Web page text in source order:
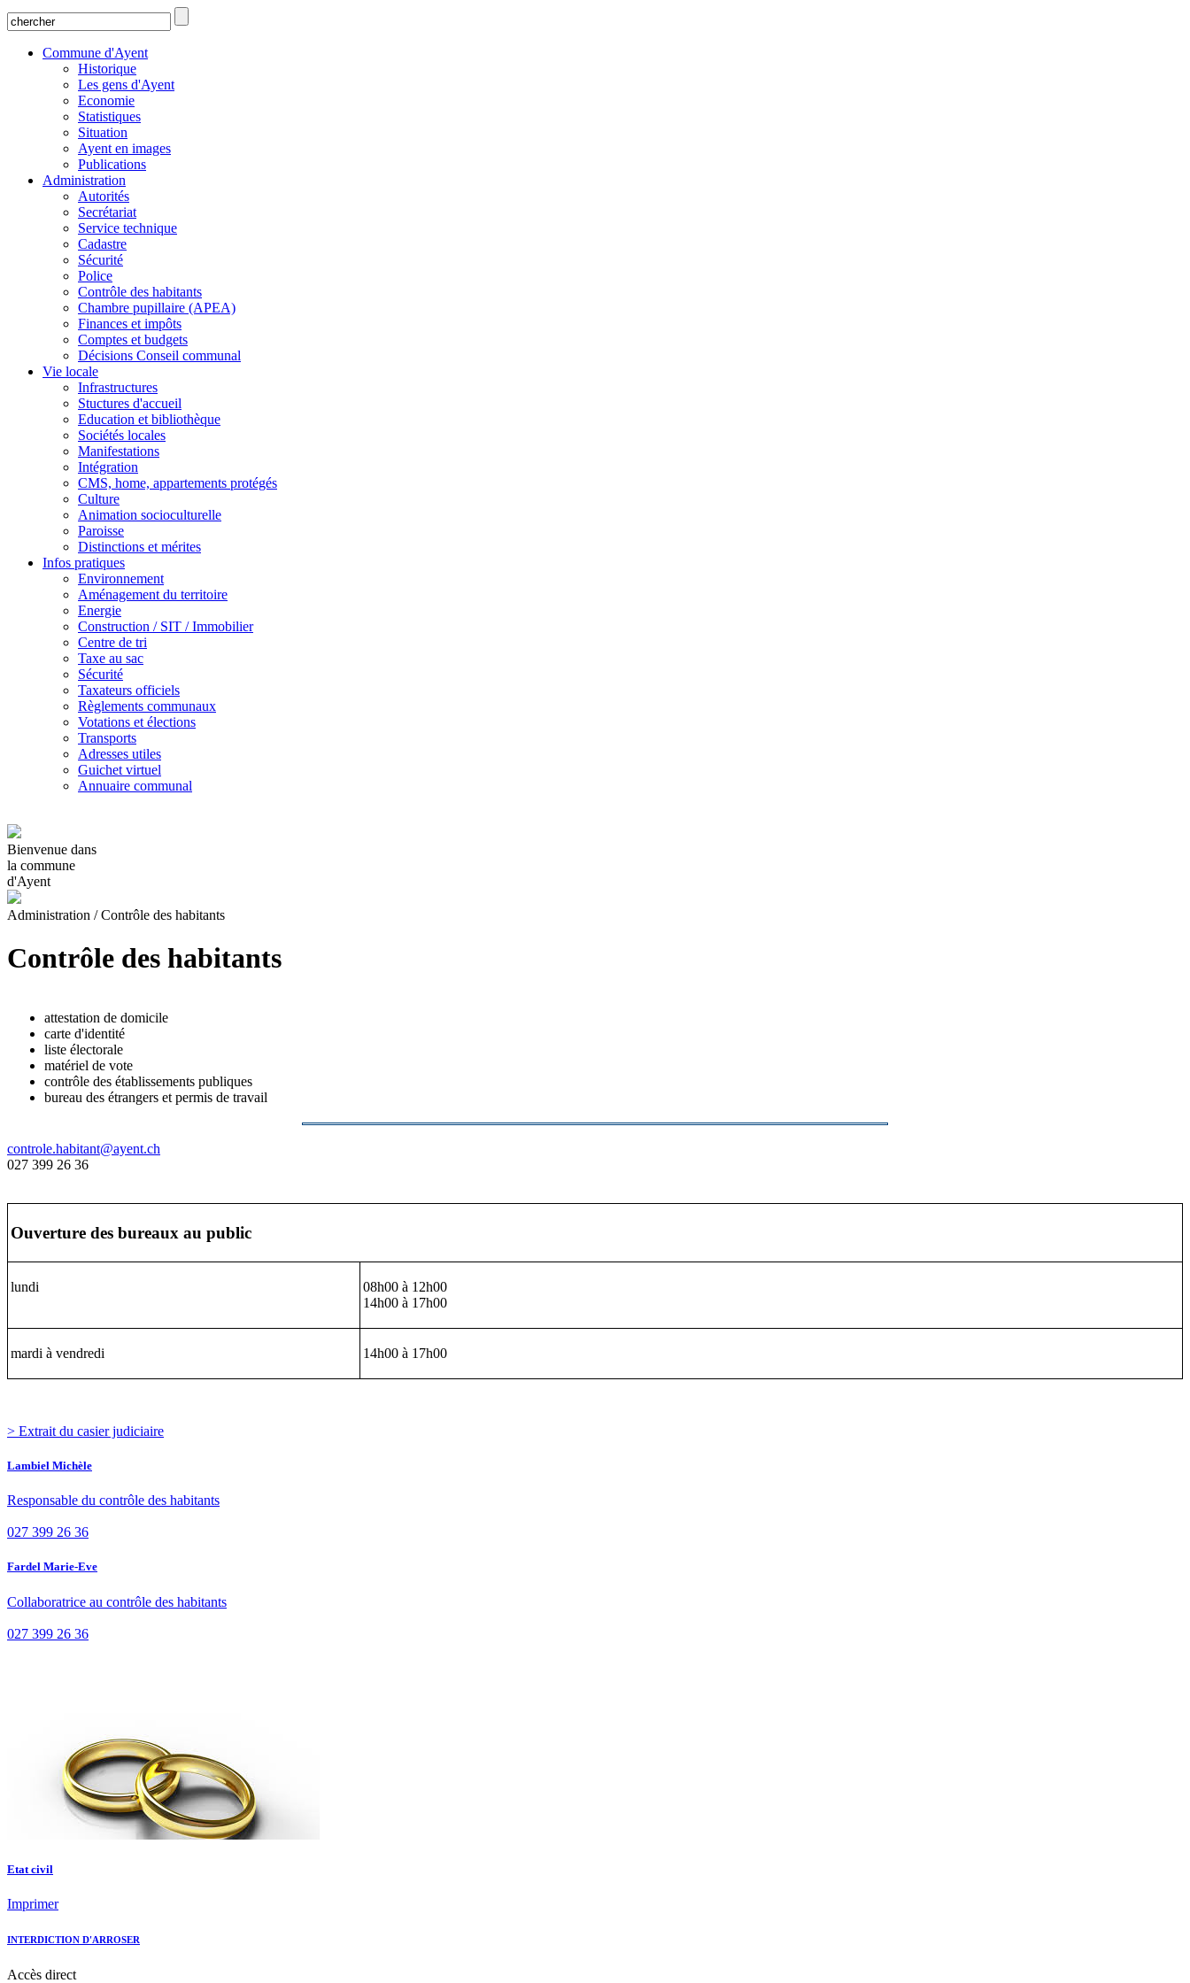
Commune d'Ayent
Historique
Les gens d'Ayent
Economie
Statistiques
Situation
Ayent en images
Publications
Administration
Autorités
Secrétariat
Service technique
Cadastre
Sécurité
Police
Contrôle des habitants
Chambre pupillaire (APEA)
Finances et impôts
Comptes et budgets
Décisions Conseil communal
Vie locale
Infrastructures
Stuctures d'accueil
Education et bibliothèque
Sociétés locales
Manifestations
Intégration
CMS, home, appartements protégés
Culture
Animation socioculturelle
Paroisse
Distinctions et mérites
Infos pratiques
Environnement
Aménagement du territoire
Energie
Construction / SIT / Immobilier
Centre de tri
Taxe au sac
Sécurité
Taxateurs officiels
Règlements communaux
Votations et élections
Transports
Adresses utiles
Guichet virtuel
Annuaire communal
Bienvenue dans
la commune
d'Ayent
Administration /Contrôle des habitants
Contrôle des habitants
attestation de domicile
carte d'identité
liste électorale
matériel de vote
contrôle des établissements publiques
bureau des étrangers et permis de travail
controle.habitant@ayent.ch
027 399 26 36
Ouverture des bureaux au public
lundi
08h00 à 12h00
14h00 à 17h00
mardi à vendredi 14h00 à 17h00
> Extrait du casier judiciaire
Lambiel Michèle
Responsable du contrôle des habitants
027 399 26 36
Fardel Marie-Eve
Collaboratrice au contrôle des habitants
027 399 26 36
Etat civil
Imprimer
INTERDICTION D'ARROSER
Accès direct